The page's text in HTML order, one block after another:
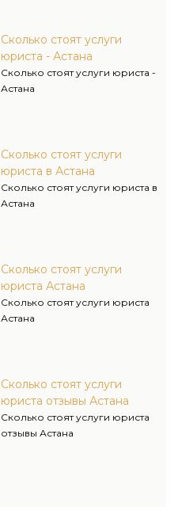
Сколько стоят услуги
юриста - Астана
Сколько стоят услуги юриста -
Астана
Сколько стоят услуги
юриста в Астана
Сколько стоят услуги юриста в
Астана
Сколько стоят услуги
юриста Астана
Сколько стоят услуги юриста
Астана
Сколько стоят услуги
юриста отзывы Астана
Сколько стоят услуги юриста
отзывы Астана